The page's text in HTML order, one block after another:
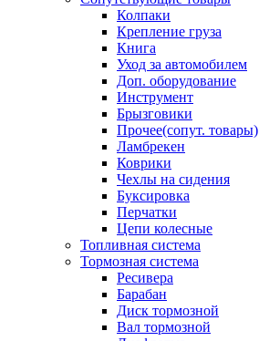
Колпаки
Крепление груза
Книга
Уход за автомобилем
Доп. оборудование
Инструмент
Брызговики
Прочее(сопут. товары)
Ламбрекен
Коврики
Чехлы на сидения
Буксировка
Перчатки
Цепи колесные
Топливная система
Тормозная система
Ресивера
Барабан
Диск тормозной
Вал тормозной